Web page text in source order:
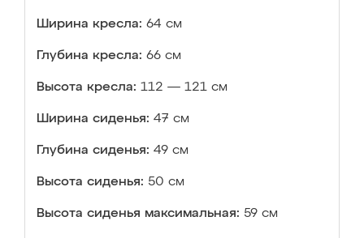
Ширина кресла: 64 см
Глубина кресла: 66 см
Высота кресла: 112 — 121 см
Ширина сиденья: 47 см
Глубина сиденья: 49 см
Высота сиденья: 50 см
Высота сиденья максимальная: 59 см